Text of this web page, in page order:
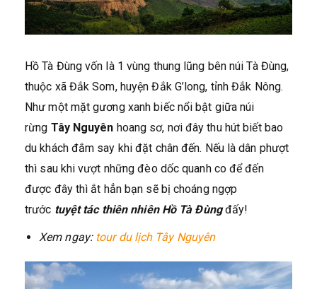
Hồ Tà Đùng vốn là 1 vùng thung lũng bên núi Tà Đùng,
thuộc xã Đắk Som, huyện Đắk G’long, tỉnh Đắk Nông.
Như một mặt gương xanh biếc nổi bật giữa núi
rừng Tây Nguyên hoang sơ, nơi đây thu hút biết bao
du khách đắm say khi đặt chân đến. Nếu là dân phượt
thì sau khi vượt những đèo dốc quanh co để đến
được đây thì ắt hẳn bạn sẽ bị choáng ngợp
trước tuyệt tác thiên nhiên Hồ Tà Đùngđấy!
Xem ngay: tour du lịch Tây Nguyên